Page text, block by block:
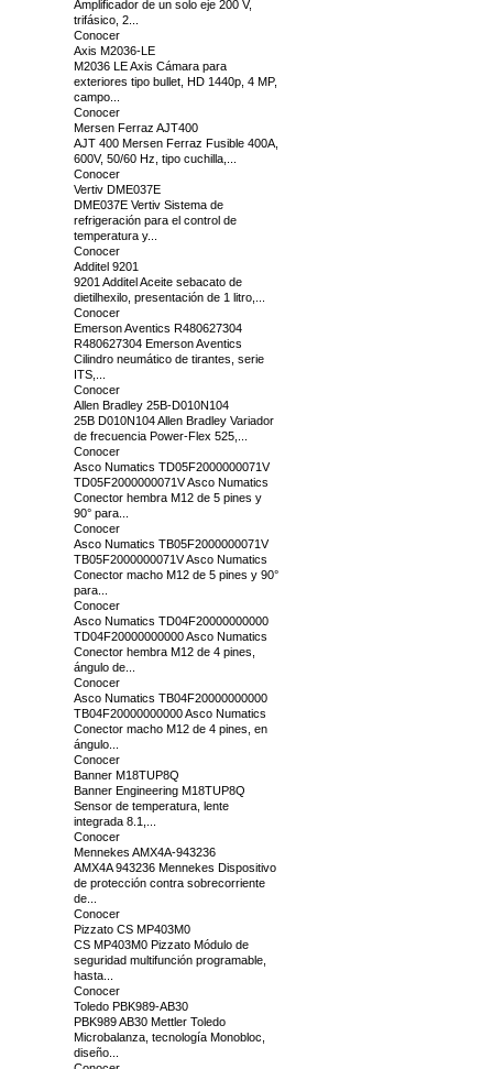
Amplificador de un solo eje 200 V,
trifásico, 2...
Conocer
Axis M2036-LE
M2036 LE Axis Cámara para
exteriores tipo bullet, HD 1440p, 4 MP,
campo...
Conocer
Mersen Ferraz AJT400
AJT 400 Mersen Ferraz Fusible 400A,
600V, 50/60 Hz, tipo cuchilla,...
Conocer
Vertiv DME037E
DME037E Vertiv Sistema de
refrigeración para el control de
temperatura y...
Conocer
Additel 9201
9201 Additel Aceite sebacato de
dietilhexilo, presentación de 1 litro,...
Conocer
Emerson Aventics R480627304
R480627304 Emerson Aventics
Cilindro neumático de tirantes, serie
ITS,...
Conocer
Allen Bradley 25B-D010N104
25B D010N104 Allen Bradley Variador
de frecuencia Power-Flex 525,...
Conocer
Asco Numatics TD05F2000000071V
TD05F2000000071V Asco Numatics
Conector hembra M12 de 5 pines y
90° para...
Conocer
Asco Numatics TB05F2000000071V
TB05F2000000071V Asco Numatics
Conector macho M12 de 5 pines y 90°
para...
Conocer
Asco Numatics TD04F20000000000
TD04F20000000000 Asco Numatics
Conector hembra M12 de 4 pines,
ángulo de...
Conocer
Asco Numatics TB04F20000000000
TB04F20000000000 Asco Numatics
Conector macho M12 de 4 pines, en
ángulo...
Conocer
Banner M18TUP8Q
Banner Engineering M18TUP8Q
Sensor de temperatura, lente
integrada 8.1,...
Conocer
Mennekes AMX4A-943236
AMX4A 943236 Mennekes Dispositivo
de protección contra sobrecorriente
de...
Conocer
Pizzato CS MP403M0
CS MP403M0 Pizzato Módulo de
seguridad multifunción programable,
hasta...
Conocer
Toledo PBK989-AB30
PBK989 AB30 Mettler Toledo
Microbalanza, tecnología Monobloc,
diseño...